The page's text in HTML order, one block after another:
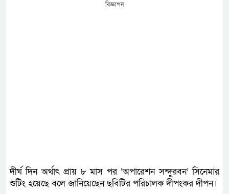
বিজ্ঞাপন
দীর্ঘ দিন অর্থাৎ প্রায় ৮ মাস পর ‘অপারেশন সন্দুরবন’ সিনেমার
শুটিং হয়েছে বলে জানিয়েছেন ছবিটির পরিচালক দীপংকর দীপন।